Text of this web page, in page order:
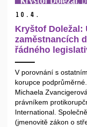
10. 4.
Kryštof Doležal:
zaměstnancích
řádného
V porovnání s
korupce
Michaela
právníkem
International.
(jmenovitě zákon o